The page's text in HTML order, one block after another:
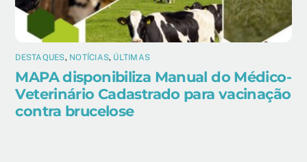
DESTAQUES, NOTÍCIAS, ÚLTIMAS
MAPA disponibiliza Manual do Médico-
Veterinário Cadastrado para vacinação
contra brucelose